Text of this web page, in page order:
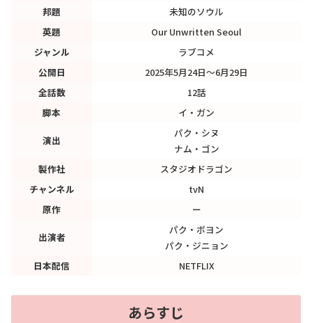
邦題
未知のソウル
英題
Our Unwritten Seoul
ジャンル
ラブコメ
公開日
2025年5月24日～6月29日
全話数
12話
脚本
イ・ガン
演出
パク・シヌ
ナム・ゴン
製作社
スタジオドラゴン
チャンネル
tvN
原作
ー
出演者
パク・ボヨン
パク・ジニョン
日本配信
NETFLIX
あらすじ